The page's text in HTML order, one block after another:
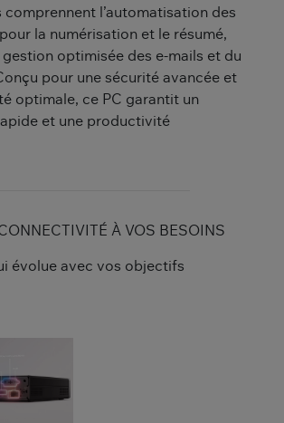
comprennent l’automatisation des
la numérisation et le résumé,
gestion optimisée des e-mails et du
pour une sécurité avancée et
optimale, ce PC garantit un
et une productivité
À VOS BESOINS
évolue avec vos objectifs